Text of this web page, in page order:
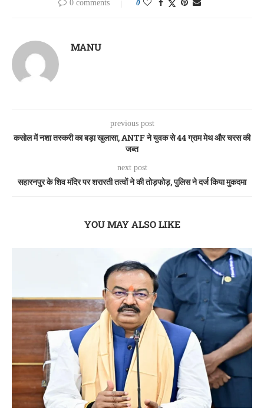
0 comments 0
MANU
previous post
कसोल में नशा तस्करी का बड़ा खुलासा, ANTF ने युवक से 44 ग्राम मेथ और चरस की
जब्त
next post
सहारनपुर के शिव मंदिर पर शरारती तत्वों ने की तोड़फोड़, पुलिस ने दर्ज किया मुकदमा
YOU MAY ALSO LIKE